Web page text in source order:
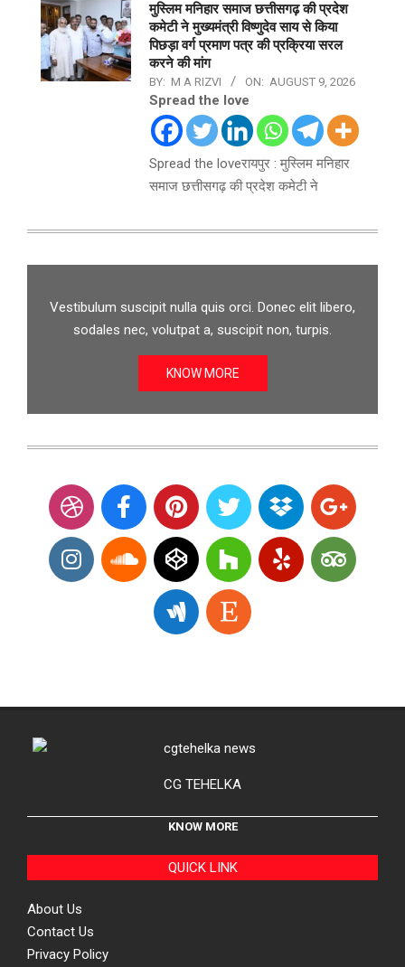
मुस्लिम मनिहार समाज छत्तीसगढ़ की प्रदेश
कमेटी ने मुख्यमंत्री विष्णुदेव साय से किया
पिछड़ा वर्ग प्रमाण पत्र की प्रक्रिया सरल
करने की मांग
BY: M A RIZVI ON: AUGUST 9, 2026
Spread the love
Spread the loveरायपुर : मुस्लिम मनिहार
समाज छत्तीसगढ़ की प्रदेश कमेटी ने
Vestibulum suscipit nulla quis orci. Donec elit libero,
sodales nec, volutpat a, suscipit non, turpis.
KNOW MORE
CG TEHELKA
KNOW MORE
QUICK LINK
About Us
Contact Us
Privacy Policy